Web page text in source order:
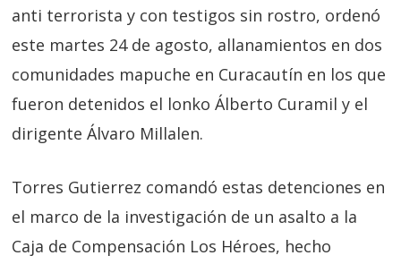
anti terrorista y con testigos sin rostro, ordenó
este martes 24 de agosto, allanamientos en dos
comunidades mapuche en Curacautín en los que
fueron detenidos el lonko Álberto Curamil y el
dirigente Álvaro Millalen.
Torres Gutierrez comandó estas detenciones en
el marco de la investigación de un asalto a la
Caja de Compensación Los Héroes, hecho